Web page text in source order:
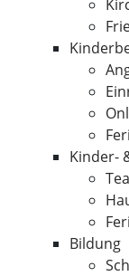
Kinder-
Bildung